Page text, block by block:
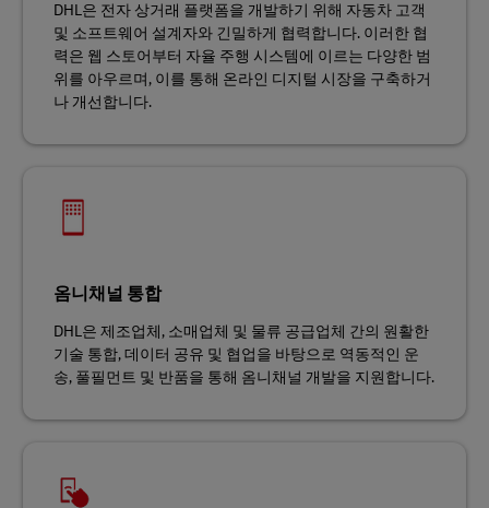
DHL은 전자 상거래 플랫폼을 개발하기 위해 자동차 고객
및 소프트웨어 설계자와 긴밀하게 협력합니다. 이러한 협
력은 웹 스토어부터 자율 주행 시스템에 이르는 다양한 범
위를 아우르며, 이를 통해 온라인 디지털 시장을 구축하거
나 개선합니다.
옴니채널 통합
DHL은 제조업체, 소매업체 및 물류 공급업체 간의 원활한
기술 통합, 데이터 공유 및 협업을 바탕으로 역동적인 운
송, 풀필먼트 및 반품을 통해 옴니채널 개발을 지원합니다.